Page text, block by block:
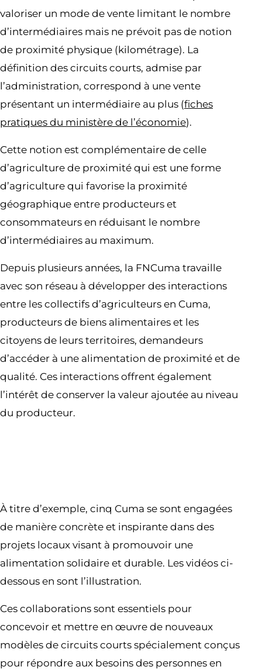
valoriser un mode de vente limitant le nombre
d’intermédiaires mais ne prévoit pas de notion
de proximité physique (kilométrage). La
définition des circuits courts, admise par
l’administration, correspond à une vente
présentant un intermédiaire au plus (fiches
pratiques du ministère de l’économie).
Cette notion est complémentaire de celle
d’agriculture de proximité qui est une forme
d’agriculture qui favorise la proximité
géographique entre producteurs et
consommateurs en réduisant le nombre
d’intermédiaires au maximum.
Depuis plusieurs années, la FNCuma travaille
avec son réseau à développer des interactions
entre les collectifs d’agriculteurs en Cuma,
producteurs de biens alimentaires et les
citoyens de leurs territoires, demandeurs
d’accéder à une alimentation de proximité et de
qualité. Ces interactions offrent également
l’intérêt de conserver la valeur ajoutée au niveau
du producteur.
À titre d’exemple, cinq Cuma se sont engagées
de manière concrète et inspirante dans des
projets locaux visant à promouvoir une
alimentation solidaire et durable. Les vidéos ci-
dessous en sont l’illustration.
Ces collaborations sont essentiels pour
concevoir et mettre en œuvre de nouveaux
modèles de circuits courts spécialement conçus
pour répondre aux besoins des personnes en